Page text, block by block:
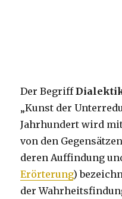
Der Begriff
„Kunst der
Jahrhundert wird
von den
deren Auffindung
Erörterung)
der